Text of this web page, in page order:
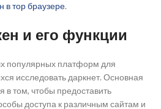
в тор браузере.
и его функции
популярных платформ для
исследовать даркнет. Основная
в том, чтобы предоставить
доступа к различным сайтам и